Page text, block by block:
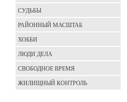
СУДЬБЫ
РАЙОННЫЙ МАСШТАБ
ХОББИ
ЛЮДИ ДЕЛА
СВОБОДНОЕ ВРЕМЯ
ЖИЛИЩНЫЙ КОНТРОЛЬ